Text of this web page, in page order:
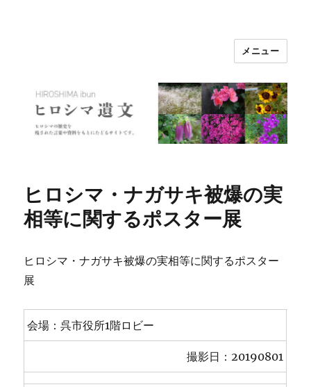
メニュー
ヒロシマ・ナガサキ被爆の実
相等に関するポスター展
ヒロシマ・ナガサキ被爆の実相等に関するポスター
展
会場：呉市役所1階ロビー
撮影日：20190801